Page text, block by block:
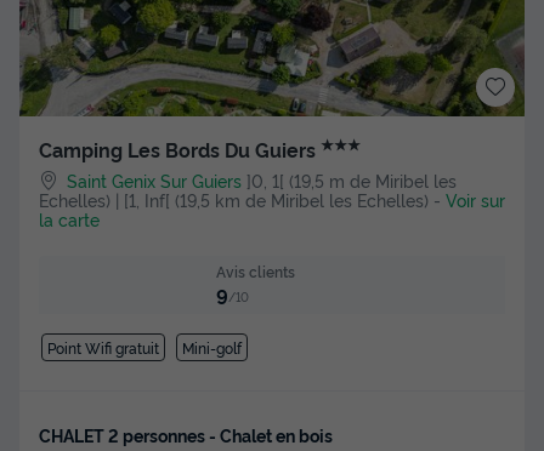
Camping Les Bords Du Guiers ★★★
Saint Genix Sur Guiers ]0, 1[ (19,5 m de Miribel les
Echelles) | [1, Inf[ (19,5 km de Miribel les Echelles) - Voir sur
la carte
Avis clients
9/10
Point Wifi gratuit Mini-golf
CHALET 2 personnes - Chalet en bois